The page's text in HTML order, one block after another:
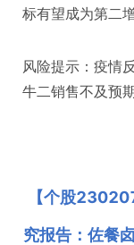
标有望成为第二
风险提示：疫情
牛二销售不及预
【个股
究报告：佐餐